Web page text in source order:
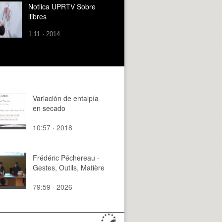
Notiica UPRTV Sobre
llibres
1:11 · 2014
Variación de entalpía
en secado
10:57 · 2018
Frédéric Péchereau -
Gestes, Outils, Matière
79:59 · 2026